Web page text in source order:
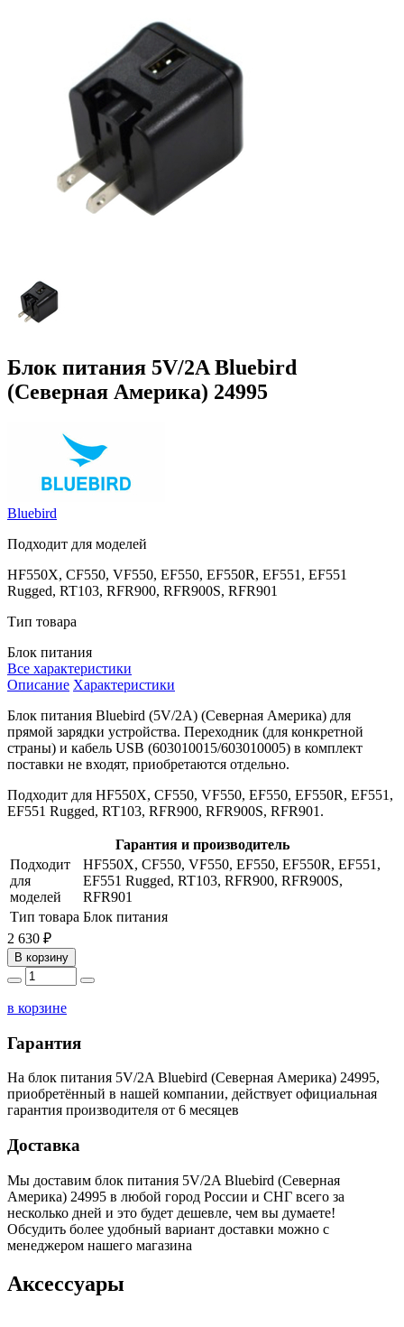
Блок питания 5V/2A Bluebird
(Северная Америка) 24995
Bluebird
Подходит для моделей
HF550X, CF550, VF550, EF550, EF550R, EF551, EF551
Rugged, RT103, RFR900, RFR900S, RFR901
Тип товара
Блок питания
Все характеристики
Описание Характеристики
Блок питания Bluebird (5V/2A) (Северная Америка) для
прямой зарядки устройства. Переходник (для конкретной
страны) и кабель USB (603010015/603010005) в комплект
поставки не входят, приобретаются отдельно.
Подходит для HF550X, CF550, VF550, EF550, EF550R, EF551,
EF551 Rugged, RT103, RFR900, RFR900S, RFR901.
Гарантия и производитель
Подходит
для
моделей
HF550X, CF550, VF550, EF550, EF550R, EF551,
EF551 Rugged, RT103, RFR900, RFR900S,
RFR901
Тип товара Блок питания
2 630 ₽
В корзину
в корзине
Гарантия
На блок питания 5V/2A Bluebird (Северная Америка) 24995,
приобретённый в нашей компании, действует официальная
гарантия производителя от 6 месяцев
Доставка
Мы доставим блок питания 5V/2A Bluebird (Северная
Америка) 24995 в любой город России и СНГ всего за
несколько дней и это будет дешевле, чем вы думаете!
Обсудить более удобный вариант доставки можно с
менеджером нашего магазина
Аксессуары